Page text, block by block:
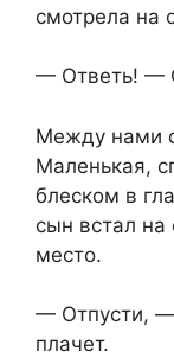
смотрела на
— Ответь! —
Между нами
Маленькая,
блеском в
сын встал на
место.
— Отпусти,
плачет.